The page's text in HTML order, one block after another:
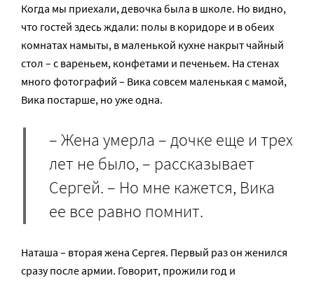
Когда мы приехали, девочка была в школе. Но видно,
что гостей здесь ждали: полы в коридоре и в обеих
комнатах намыты, в маленькой кухне накрыт чайный
стол – с вареньем, конфетами и печеньем. На стенах
много фотографий – Вика совсем маленькая с мамой,
Вика постарше, но уже одна.
– Жена умерла – дочке еще и трех
лет не было, – рассказывает
Сергей. – Но мне кажется, Вика
ее все равно помнит.
Наташа – вторая жена Сергея. Первый раз он женился
сразу после армии. Говорит, прожили год и